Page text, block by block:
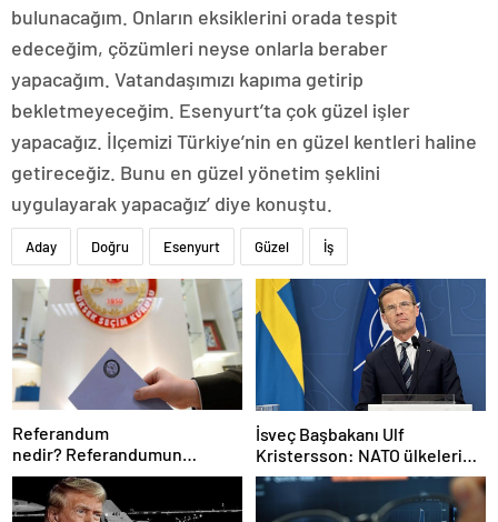
bulunacağım. Onların eksiklerini orada tespit
edeceğim, çözümleri neyse onlarla beraber
yapacağım. Vatandaşımızı kapıma getirip
bekletmeyeceğim. Esenyurt’ta çok güzel işler
yapacağız. İlçemizi Türkiye’nin en güzel kentleri haline
getireceğiz. Bunu en güzel yönetim şeklini
uygulayarak yapacağız’ diye konuştu.
Aday Doğru Esenyurt Güzel İş
Referandum
nedir? Referandumun
yapılma nedenleri
İsveç Başbakanı Ulf
Kristersson: NATO ülkeleri
savunma harcamalarını
artıracak